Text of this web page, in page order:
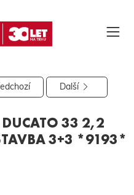
hledat
Další
DUCATO 33 2,2
3+3 *9193*